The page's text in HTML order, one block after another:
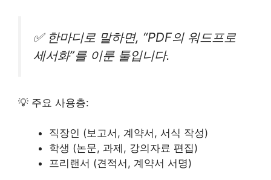
✅ 한마디로 말하면, “PDF의 워드프로
세서화”를 이룬 툴입니다.
💡 주요 사용층:
직장인 (보고서, 계약서, 서식 작성)
학생 (논문, 과제, 강의자료 편집)
프리랜서 (견적서, 계약서 서명)